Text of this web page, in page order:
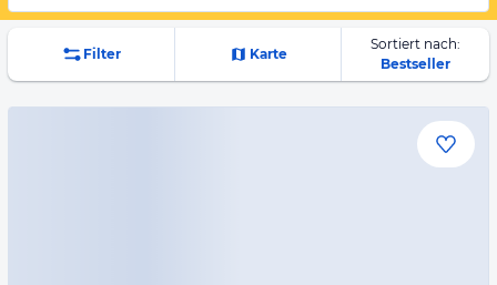
Filter Karte
Sortiert nach:
Bestseller